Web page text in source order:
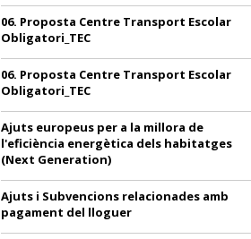
06. Proposta Centre Transport Escolar
Obligatori_TEC
06. Proposta Centre Transport Escolar
Obligatori_TEC
Ajuts europeus per a la millora de
l'eficiència energètica dels habitatges
(Next Generation)
Ajuts i Subvencions relacionades amb
pagament del lloguer